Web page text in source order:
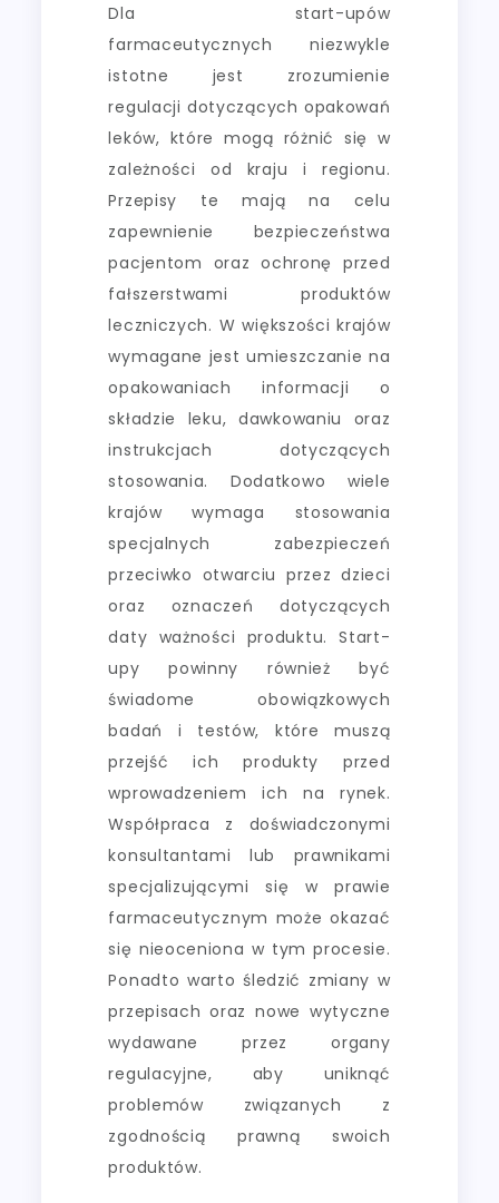
Dla start-upów
farmaceutycznych niezwykle
istotne jest zrozumienie
regulacji dotyczących opakowań
leków, które mogą różnić się w
zależności od kraju i regionu.
Przepisy te mają na celu
zapewnienie bezpieczeństwa
pacjentom oraz ochronę przed
fałszerstwami produktów
leczniczych. W większości krajów
wymagane jest umieszczanie na
opakowaniach informacji o
składzie leku, dawkowaniu oraz
instrukcjach dotyczących
stosowania. Dodatkowo wiele
krajów wymaga stosowania
specjalnych zabezpieczeń
przeciwko otwarciu przez dzieci
oraz oznaczeń dotyczących
daty ważności produktu. Start-
upy powinny również być
świadome obowiązkowych
badań i testów, które muszą
przejść ich produkty przed
wprowadzeniem ich na rynek.
Współpraca z doświadczonymi
konsultantami lub prawnikami
specjalizującymi się w prawie
farmaceutycznym może okazać
się nieoceniona w tym procesie.
Ponadto warto śledzić zmiany w
przepisach oraz nowe wytyczne
wydawane przez organy
regulacyjne, aby uniknąć
problemów związanych z
zgodnością prawną swoich
produktów.